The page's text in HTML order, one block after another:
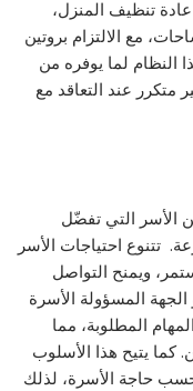
تنظيف المنزل،
مع الالتزام بروتين
النظام لما يوفره من
متكرر عند التعاقد مع
الأسر التي تفضّل
تتنوع احتياجات الأسر
ويمنح التواصل
المسؤولة الأسرة
المطلوبة، مما
يتيح هذا الأسلوب
حاجة الأسرة، لذلك